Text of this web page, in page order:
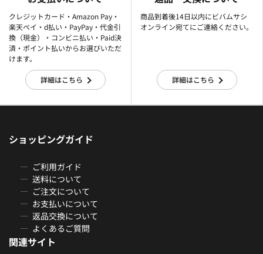
クレジットカード・Amazon Pay・
楽天ぺイ・d払い・PayPay・代金引
換（現金）・コンビニ払い・Paid決
済・ポイント払いからお選びいただ
けます。
詳細はこちら
商品到着後14日以内にビバムサシ
オンライン宛てにご連絡ください。
詳細はこちら
ショッピングガイド
ご利用ガイド
送料について
ご注文について
お支払いについて
返品交換について
よくあるご質問
関連サイト